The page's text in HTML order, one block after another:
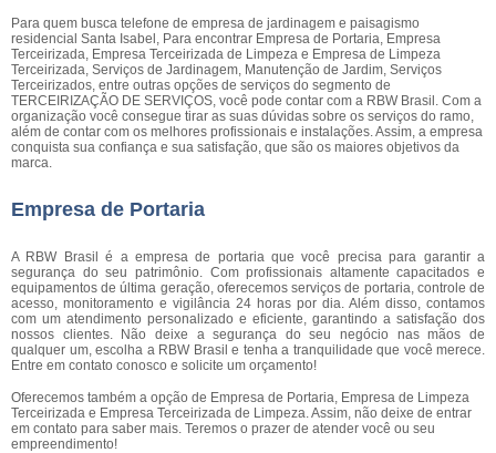
Para quem busca telefone de empresa de jardinagem e paisagismo
residencial Santa Isabel, Para encontrar Empresa de Portaria, Empresa
Terceirizada, Empresa Terceirizada de Limpeza e Empresa de Limpeza
Terceirizada, Serviços de Jardinagem, Manutenção de Jardim, Serviços
Terceirizados, entre outras opções de serviços do segmento de
TERCEIRIZAÇÃO DE SERVIÇOS, você pode contar com a RBW Brasil. Com a
organização você consegue tirar as suas dúvidas sobre os serviços do ramo,
além de contar com os melhores profissionais e instalações. Assim, a empresa
conquista sua confiança e sua satisfação, que são os maiores objetivos da
marca.
Empresa de Portaria
A RBW Brasil é a empresa de portaria que você precisa para garantir a
segurança do seu patrimônio. Com profissionais altamente capacitados e
equipamentos de última geração, oferecemos serviços de portaria, controle de
acesso, monitoramento e vigilância 24 horas por dia. Além disso, contamos
com um atendimento personalizado e eficiente, garantindo a satisfação dos
nossos clientes. Não deixe a segurança do seu negócio nas mãos de
qualquer um, escolha a RBW Brasil e tenha a tranquilidade que você merece.
Entre em contato conosco e solicite um orçamento!
Oferecemos também a opção de Empresa de Portaria, Empresa de Limpeza
Terceirizada e Empresa Terceirizada de Limpeza. Assim, não deixe de entrar
em contato para saber mais. Teremos o prazer de atender você ou seu
empreendimento!